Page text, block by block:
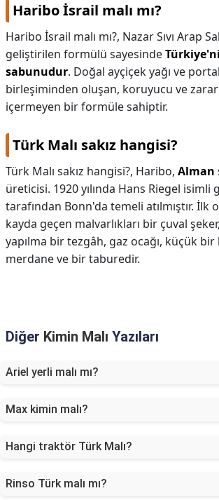
Haribo İsrail malı mı?
Haribo İsrail malı mı?, Nazar Sıvı Arap
geliştirilen formülü sayesinde
sabunudur. Doğal ayçiçek yağı ve
birleşiminden oluşan, koruyucu ve
içermeyen bir formüle sahiptir.
Türk Malı sakız hangisi?
Türk Malı sakız hangisi?, Haribo, Alman
üreticisi. 1920 yılında Hans Riegel isimli
tarafından Bonn'da temeli atılmıştır. İlk
kayda geçen malvarlıkları bir çuval
yapılma bir tezgâh, gaz ocağı, küçük
merdane ve bir taburedir.
Diğer Kimin Malı Yazıları
Ariel yerli malı mı?
Max kimin malı?
Hangi traktör Türk Malı?
Rinso Türk malı mı?